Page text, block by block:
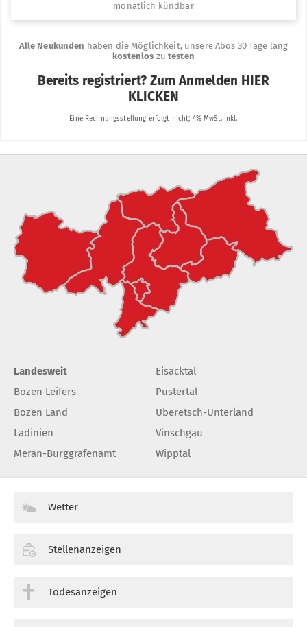
Landesweit
Bozen Leifers
Bozen Land
Ladinien
Meran-Burggrafenamt
Eisacktal
Pustertal
Überetsch-Unterland
Vinschgau
Wipptal
Wetter
Stellenanzeigen
Todesanzeigen